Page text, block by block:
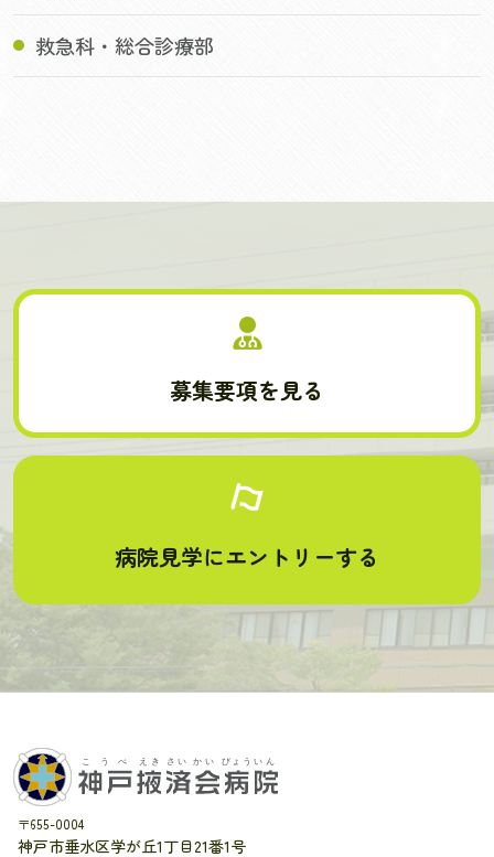
救急科・総合診療部
募集要項を見る
病院見学にエントリーする
〒655-0004
神戸市垂水区学が丘1丁目21番1号